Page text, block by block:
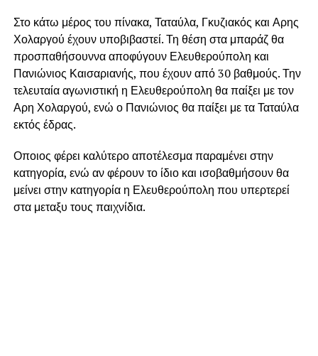
Στο κάτω μέρος του πίνακα, Ταταύλα, Γκυζιακός και Αρης
Χολαργού έχουν υποβιβαστεί. Τη θέση στα μπαράζ θα
προσπαθήσουννα αποφύγουν Ελευθερούπολη και
Πανιώνιος Καισαριανής, που έχουν από 30 βαθμούς. Την
τελευταία αγωνιστική η Ελευθερούπολη θα παίξει με τον
Αρη Χολαργού, ενώ ο Πανιώνιος θα παίξει με τα Ταταύλα
εκτός έδρας.
Οποιος φέρει καλύτερο αποτέλεσμα παραμένει στην
κατηγορία, ενώ αν φέρουν το ίδιο και ισοβαθμήσουν θα
μείνει στην κατηγορία η Ελευθερούπολη που υπερτερεί
στα μεταξυ τους παιχνίδια.